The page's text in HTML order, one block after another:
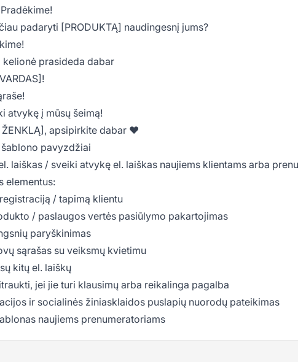
padaryti [PRODUKTĄ] naudingesnį jums?
kelionė prasideda dabar
atvykę į mūsų šeimą!
ŽENKLĄ], apsipirkite dabar ♥
pavyzdžiai
laiškas / sveiki atvykę el. laiškas naujiems klientams arba
elementus:
/ tapimą klientu
/ paslaugos vertės pasiūlymo pakartojimas
paryškinimas
sąrašas su veiksmų kvietimu
kitų el. laiškų
jei jie turi klausimų arba reikalinga pagalba
ir socialinės žiniasklaidos puslapių nuorodų pateikimas
naujiems prenumeratoriams